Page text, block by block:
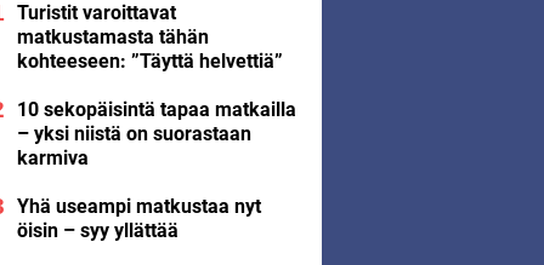
Turistit varoittavat
matkustamasta tähän
kohteeseen: ”Täyttä helvettiä”
10 sekopäisintä tapaa matkailla
– yksi niistä on suorastaan
karmiva
Yhä useampi matkustaa nyt
öisin – syy yllättää